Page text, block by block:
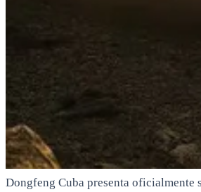
Dongfeng Cuba presenta oficialmente